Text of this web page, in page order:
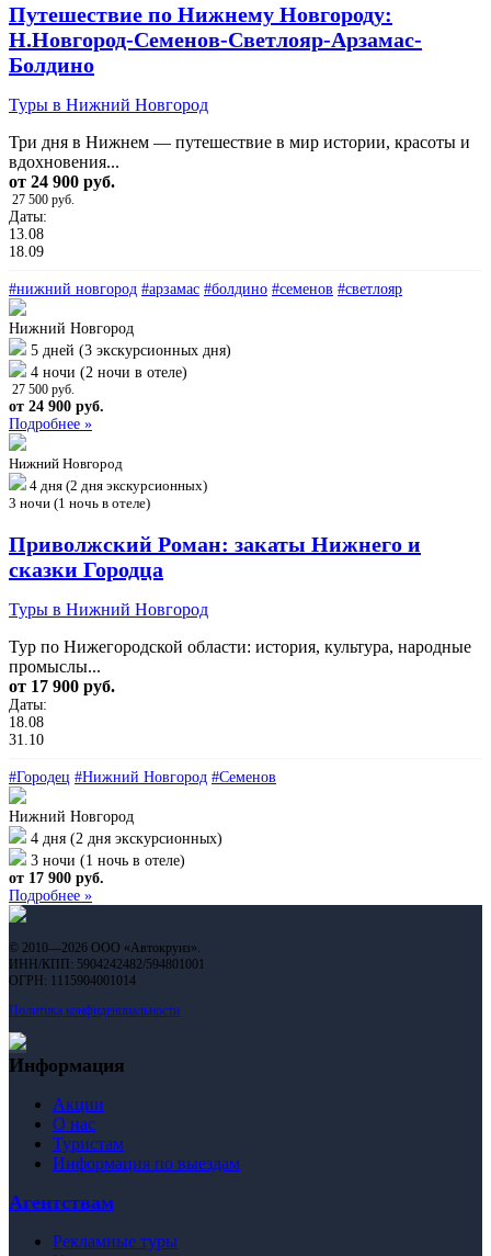
Путешествие по Нижнему Новгороду:
Н.Новгород-Семенов-Светлояр-Арзамас-
Болдино
Туры в Нижний Новгород
Три дня в Нижнем — путешествие в мир истории, красоты и
вдохновения...
от 24 900 руб.
27 500 руб.
Даты:
13.08
18.09
#нижний новгород #арзамас #болдино #семенов #светлояр
Нижний Новгород
5 дней (3 экскурсионных дня)
4 ночи (2 ночи в отеле)
27 500 руб.
от 24 900 руб.
Подробнее »
Нижний Новгород
4 дня (2 дня экскурсионных)
3 ночи (1 ночь в отеле)
Приволжский Роман: закаты Нижнего и
сказки Городца
Туры в Нижний Новгород
Тур по Нижегородской области: история, культура, народные
промыслы...
от 17 900 руб.
Даты:
18.08
31.10
#Городец #Нижний Новгород #Семенов
Нижний Новгород
4 дня (2 дня экскурсионных)
3 ночи (1 ночь в отеле)
от 17 900 руб.
Подробнее »
© 2010—2026 ООО «Автокруиз».
ИНН/КПП: 5904242482/594801001
ОГРН: 1115904001014
Политика конфиденциальности
Информация
Акции
О нас
Туристам
Информация по выездам
Агентствам
Рекламные туры